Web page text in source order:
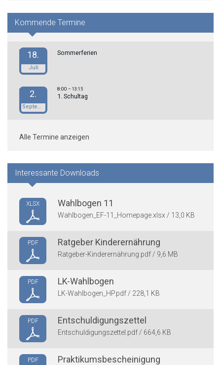
Kommende Termine
18.
Juli
Sommerferien
2.
September
8:00– 13:15
1. Schultag
Alle Termine anzeigen
Interessante Downloads
XLSX Wahlbogen 11
Wahlbogen_EF-11_Homepage.xlsx / 13,0 KB
PDF Ratgeber Kinderernährung
Ratgeber-Kinderernährung.pdf / 9,6 MB
PDF LK-Wahlbogen
LK-Wahlbogen_HP.pdf / 228,1 KB
PDF Entschuldigungszettel
Entschuldigungszettel.pdf / 664,6 KB
PDF Praktikumsbescheinigung